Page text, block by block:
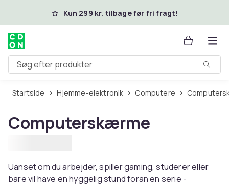
Spring til hovedindhold
Kun 299 kr. tilbage før fri fragt!
Søg efter produkter
Startside Hjemme-elektronik Computere
Computerskærme
Uanset om du arbejder, spiller gaming, studerer eller
bare vil have en hyggelig stund foran en serie -